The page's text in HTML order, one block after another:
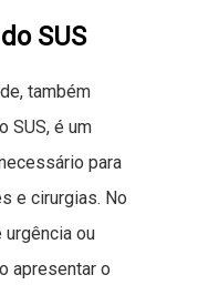
SUS
também
SUS, é um
para
e cirurgias. No
ou
apresentar o